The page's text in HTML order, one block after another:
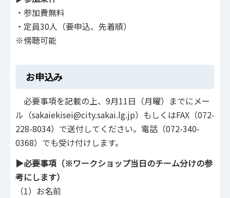
・参加費無料
・定員30人（要申込、先着順）
※傍聴可能
お申込み
必要事項を記載の上、9月11日（月曜）までにメー
ル（sakaiekisei@city.sakai.lg.jp）もしくはFAX（072-
228-8034）で送付してください。電話（072-340-
0368）でも受け付けします。
▶必要事項（※ワークショップ当日のチーム分けの参
考にします）
（1）お名前